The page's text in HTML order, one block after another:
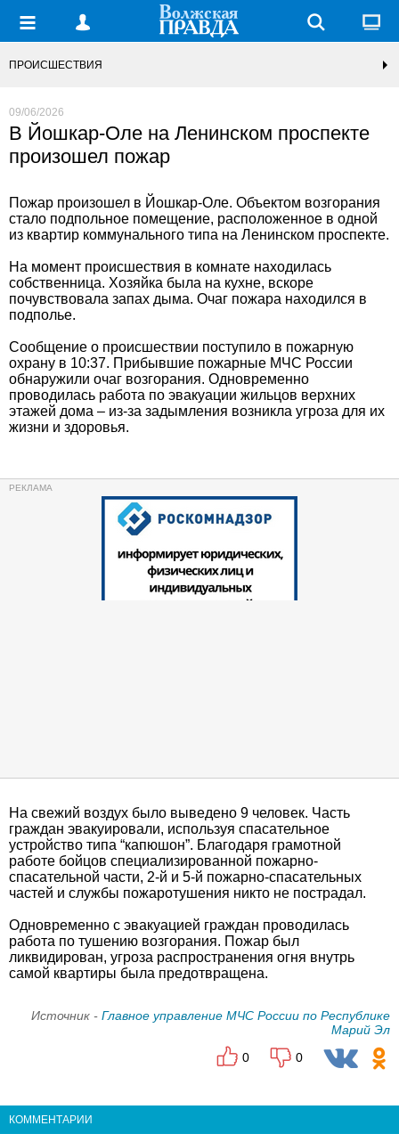
ПРОИСШЕСТВИЯ
09/06/2026
В Йошкар-Оле на Ленинском проспекте
произошел пожар
Пожар произошел в Йошкар-Оле. Объектом возгорания
стало подпольное помещение, расположенное в одной
из квартир коммунального типа на Ленинском проспекте.
На момент происшествия в комнате находилась
собственница. Хозяйка была на кухне, вскоре
почувствовала запах дыма. Очаг пожара находился в
подполье.
Сообщение о происшествии поступило в пожарную
охрану в 10:37. Прибывшие пожарные МЧС России
обнаружили очаг возгорания. Одновременно
проводилась работа по эвакуации жильцов верхних
этажей дома – из-за задымления возникла угроза для их
жизни и здоровья.
На свежий воздух было выведено 9 человек. Часть
граждан эвакуировали, используя спасательное
устройство типа “капюшон”. Благодаря грамотной
работе бойцов специализированной пожарно-
спасательной части, 2-й и 5-й пожарно-спасательных
частей и службы пожаротушения никто не пострадал.
Одновременно с эвакуацией граждан проводилась
работа по тушению возгорания. Пожар был
ликвидирован, угроза распространения огня внутрь
самой квартиры была предотвращена.
Источник - Главное управление МЧС России по Республике
Марий Эл
0
0
КОММЕНТАРИИ